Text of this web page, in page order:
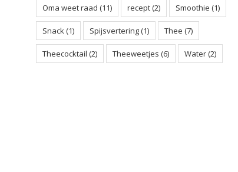
Oma weet raad (11) recept(2) Smoothie (1)
Snack(1) Spijsvertering(1) Thee (7)
Theecocktail (2) Theeweetjes (6) Water(2)